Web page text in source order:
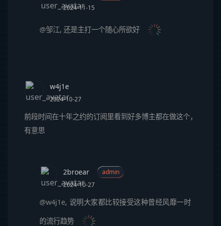
2024-11-15
@邹江,还是主打一个随心所欲好
w4j1e
2024-10-27
前段时间在十年之约的订阅里看到好多博主都在做这个，
有意思
2broear
admin
2024-10-27
@w4j1e, 说明大家都比较接受这种曾经风靡一时
的流行趋势